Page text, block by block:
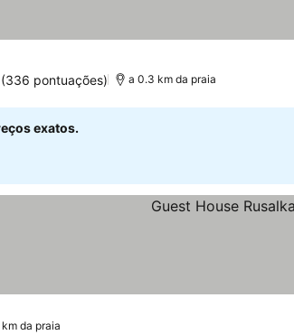
(336 pontuações) a 0.3 km da praia
exatos.
km da praia